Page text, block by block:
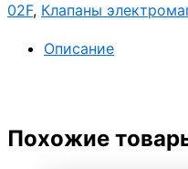
02F, Клапаны
Описание
Похожие